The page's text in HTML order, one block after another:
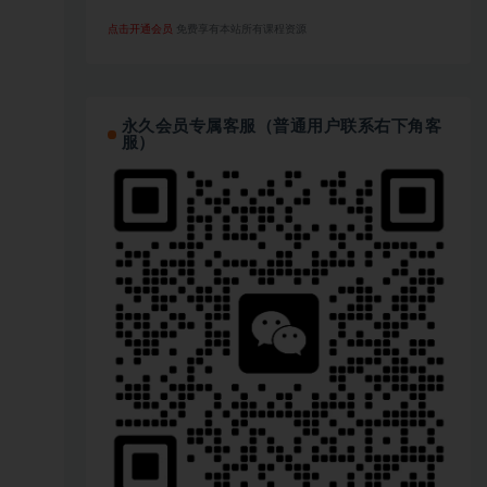
点击开通会员 免费享有本站所有课程资源
永久会员专属客服（普通用户联系右下角客
服）